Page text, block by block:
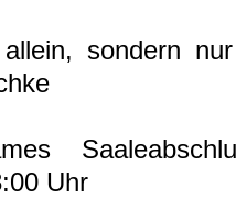
sondern
Uhr